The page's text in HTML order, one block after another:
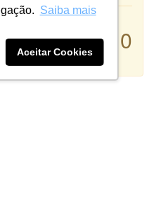
Saiba mais
Aceitar Cookies 10